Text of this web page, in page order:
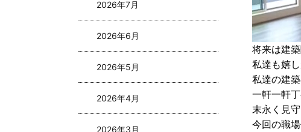
将来は建
私達も嬉
私達の建
一軒一軒
末永く見
今回の職
2026年7月
2026年6月
2026年5月
2026年4月
2026年3月